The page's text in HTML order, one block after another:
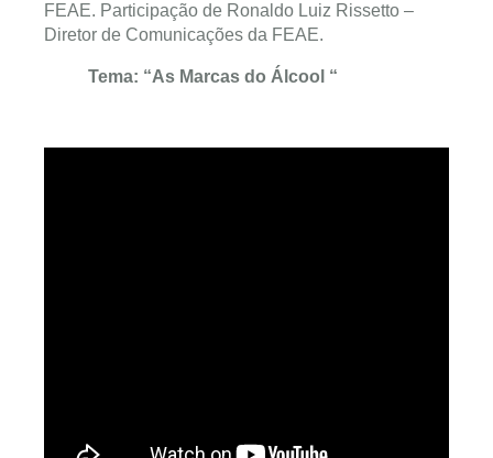
FEAE. Participação de Ronaldo Luiz Rissetto –
Diretor de Comunicações da FEAE.
Tema: “As Marcas do Álcool “